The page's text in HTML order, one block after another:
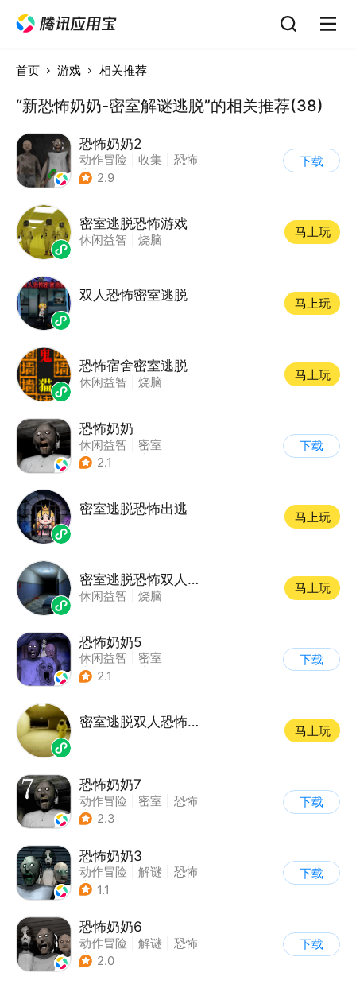
首页 游戏 相关推荐
“新恐怖奶奶-密室解谜逃脱”的相关推荐(38)
恐怖奶奶2
动作冒险 收集
恐怖
| 恐怖奶奶
2.9
下载
密室逃脱恐怖游戏
休闲益智 烧脑
马上玩
双人恐怖密室逃脱
马上玩
恐怖宿舍密室逃脱
休闲益智 烧脑
马上玩
恐怖奶奶
休闲益智
密室
| 恐怖奶奶
2.1
下载
密室逃脱恐怖出逃
马上玩
密室逃脱恐怖双人游戏
休闲益智 烧脑
马上玩
恐怖奶奶5
休闲益智
密室
| 恐怖奶奶
2.1
下载
密室逃脱双人恐怖游戏
马上玩
恐怖奶奶7
动作冒险 密室
恐怖
| 恐怖奶奶
2.3
下载
恐怖奶奶3
动作冒险 解谜
恐怖
| 恐怖奶奶
1.1
下载
恐怖奶奶6
动作冒险 解谜
恐怖
| 恐怖奶奶
2.0
下载